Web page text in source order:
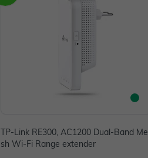
TP-Link RE300, AC1200 Dual-Band Me
sh Wi-Fi Range extender